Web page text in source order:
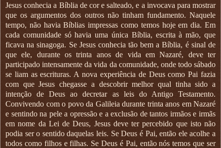
Jesus conhecia a Bíblia de cor e salteado, e a invocava para mostrar
que os argumentos dos outros não tinham fundamento. Naquele
tempo, não havia Bíblias impressas como temos hoje em dia. Em
cada comunidade só havia uma única Bíblia, escrita à mão, que
ficava na sinagoga. Se Jesus conhecia tão bem a Bíblia, é sinal de
que ele, durante os trinta anos de vida em Nazaré, deve ter
participado intensamente da vida da comunidade, onde todo sábado
se liam as escrituras. A nova experiência de Deus como Pai fazia
com que Jesus chegasse a descobrir melhor qual tinha sido a
intenção de Deus ao decretar as leis do Antigo Testamento.
Convivendo com o povo da Galileia durante trinta anos em Nazaré
e sentindo na pele a opressão e a exclusão de tantos irmãos e irmãs
em nome da Lei de Deus, Jesus deve ter percebido que isto não
podia ser o sentido daquelas leis. Se Deus é Pai, então ele acolhe a
todos como filhos e filhas. Se Deus é Pai, então nós temos que ser